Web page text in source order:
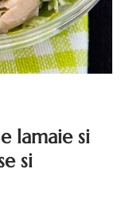
lamaie si
si